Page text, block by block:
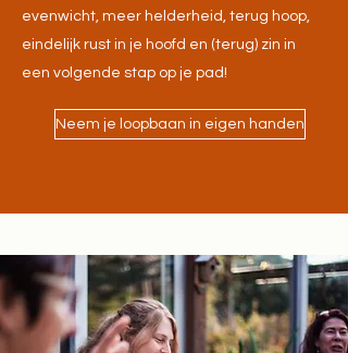
evenwicht, meer helderheid, terug hoop,
eindelijk rust in je hoofd en (terug) zin in
een volgende stap op je pad!
Neem je loopbaan in eigen handen